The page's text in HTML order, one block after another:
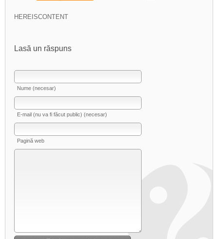
HEREISCONTENT
Lasă un răspuns
Nume (necesar)
E-mail (nu va fi făcut public) (necesar)
Pagină web